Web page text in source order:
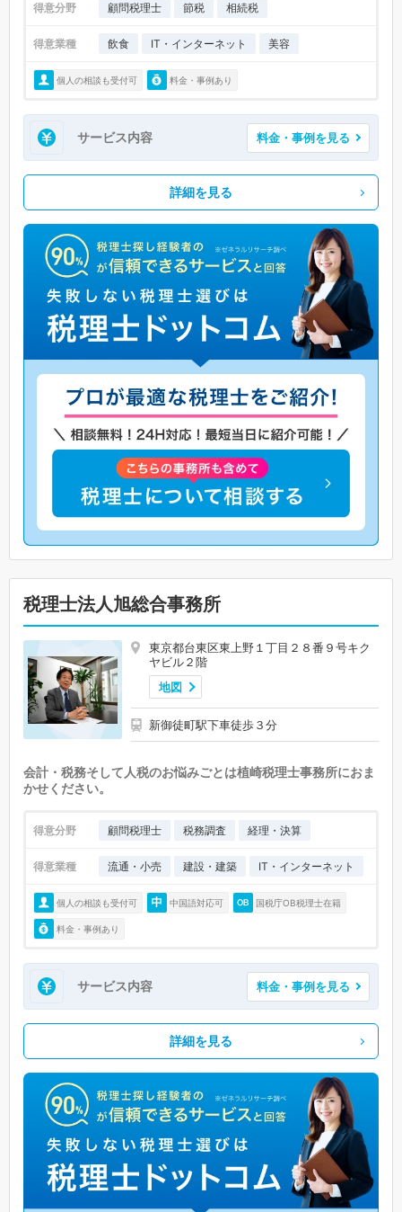
得意分野 顧問税理士 節税 相続税
得意業種 飲食 IT・インターネット 美容
個人の相談も受付可 料金・事例あり
サービス内容 料金・事例を見る
詳細を見る
税理士法人旭総合事務所
東京都台東区東上野１丁目２８番９号キク
ヤビル２階
地図
新御徒町駅下車徒歩３分
会計・税務そして人税のお悩みごとは植崎税理士事務所におま
かせください。
得意分野 顧問税理士 税務調査 経理・決算
得意業種 流通・小売 建設・建築 IT・インターネット
個人の相談も受付可 中国語対応可 国税庁OB税理士在籍
料金・事例あり
サービス内容 料金・事例を見る
詳細を見る